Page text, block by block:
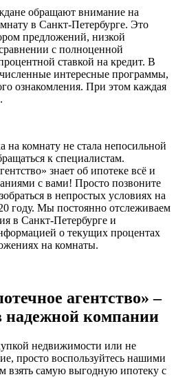
обращают внимание на
в Санкт-Петербурге. Это
предложений, низкой
с полноценной
ставкой на кредит. В
интересные программы,
ознакомления. При этом каждая
на комнату не стала непосильной
к специалистам.
знает об ипотеке всё и
с вами! Просто позвоните
в непростых условиях на
году. Мы постоянно отслеживаем
в Санкт-Петербурге и
о текущих процентах
на комнаты.
агентство» –
надежной компании
недвижимости или не
просто воспользуйтесь нашими
самую выгодную ипотеку с